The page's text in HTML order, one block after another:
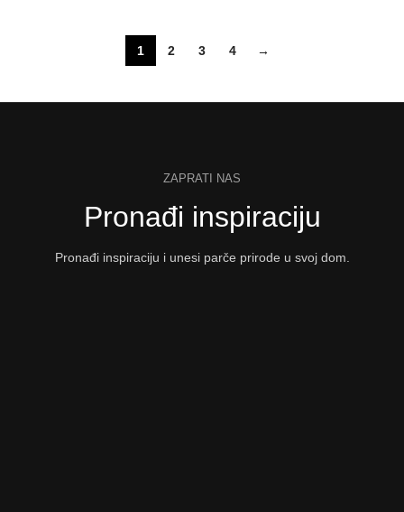
1 2 3 4 →
ZAPRATI NAS
Pronađi inspiraciju
Pronađi inspiraciju i unesi parče prirode u svoj dom.